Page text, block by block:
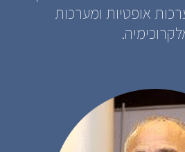
אופטיות ומערכות